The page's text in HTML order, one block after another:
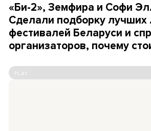
«Би-2», Земфира и Софи
Сделали подборку лучших
фестивалей Беларуси и
организаторов, почему
PLAY